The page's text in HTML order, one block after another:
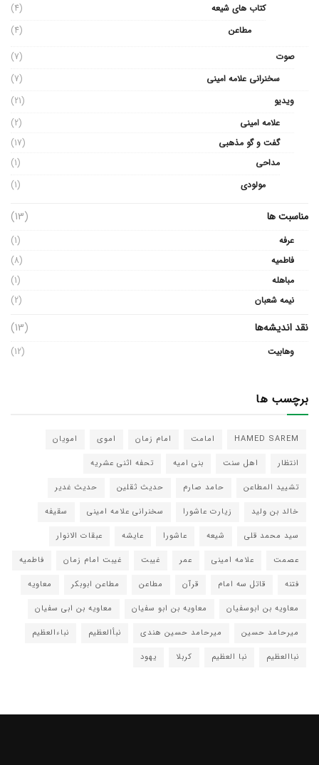
کتاب های شیعه
(4)
مطاعن
(4)
صوت
(7)
سخنرانی علامه امینی
(7)
ویدیو
(21)
علامه امینی
(2)
گفت و گو مذهبی
(17)
مداحی
(1)
مولودی
(1)
مناسبت ها (13)
عرفه
(1)
فاطمیه
(8)
مباهله
(1)
نیمه شعبان
(2)
نقد اندیشه‌ها (13)
وهابیت (12)
برچسب ها
HAMED SAREM امامت امام زمان اموی
امویان
انتظار
اهل سنت بنی امیه
تحفه اثنی عشریه
تشیید المطاعن
حامد صارم حدیث ثقلین
حدیث غدیر
خالد بن ولید
زیارت عاشورا سخنرانی علامه امینی
سقیفه
سید محمد قلی
شیعه عاشورا عایشه
عبقات الانوار
عصمت
علامه امینی عمر غیبت غیبت امام زمان
فاطمیه
فتنه
قاتل سه امام قرآن مطاعن مطاعن ابوبکر
معاویه
معاویه بن ابوسفیان
معاویه بن ابو سفیان
معاویه بن ابی سفیان
میرحامد حسین
میرحامد حسین هندی نبأالعظیم
نباءالعظیم
نباالعظیم
نبا العظیم کربلا یهود